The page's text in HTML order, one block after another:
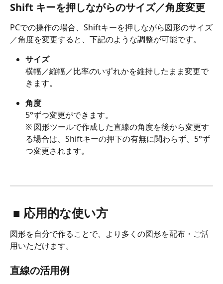
Shift キーを押しながらのサイズ／角度変更
PCでの操作の場合、Shiftキーを押しながら図形のサイズ
／角度を変更すると、下記のような調整が可能です。
サイズ
横幅／縦幅／比率のいずれかを維持したまま変更で
きます。
角度
5°ずつ変更ができます。
※ 図形ツールで作成した直線の角度を後から変更す
る場合は、Shiftキーの押下の有無に関わらず、5°ず
つ変更されます。
■ 応用的な使い方
図形を自分で作ることで、より多くの図形を配布・ご活
用いただけます。
直線の活用例